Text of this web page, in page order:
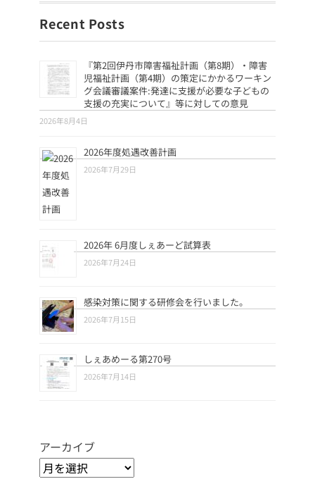
Recent Posts
『第2回伊丹市障害福祉計画（第8期）・障害
児福祉計画（第4期）の策定にかかるワーキン
グ会議審議案件:発達に支援が必要な子どもの
支援の充実について』等に対しての意見
2026年8月4日
2026年度処遇改善計画
2026年7月29日
2026年 6月度しぇあーど試算表
2026年7月24日
感染対策に関する研修会を行いました。
2026年7月15日
しぇあめーる第270号
2026年7月14日
アーカイブ